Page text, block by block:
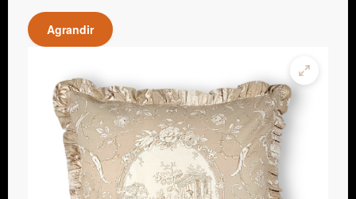
Agrandir